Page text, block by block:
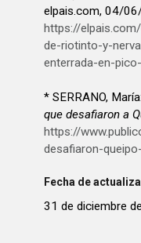
elpais.com, 04/
https://
de-riotinto-y-
enterrada-en-
* SERRANO, María:
que desafiaron a
https://
desafiaron-
Fecha de
31 de diciembre